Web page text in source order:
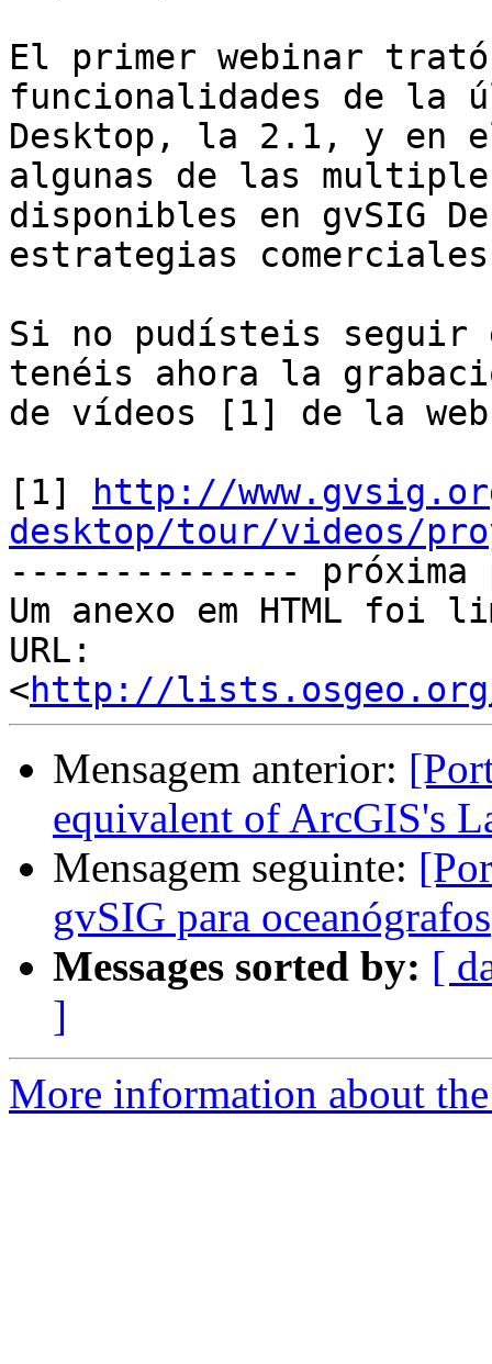
El primer webinar
funcionalidades de la
Desktop, la 2.1, y en
algunas de las
disponibles en gvSIG
estrategias
Si no pudísteis seguir
tenéis ahora la
de vídeos [1] de la
[1]
http://
desktop/tour/videos/
--------------
Um anexo em HTML foi
URL:
<http://lists.osgeo.org/
Mensagem anterior:
equivalent of ArcGIS's
Mensagem seguinte:
gvSIG para oceanógrafos
Messages sorted by: [
]
More information about